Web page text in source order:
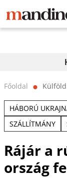
Főoldal ⬤ Külföld
HÁBORÚ
SZÁLLÍTMÁNY
Rájár a
ország